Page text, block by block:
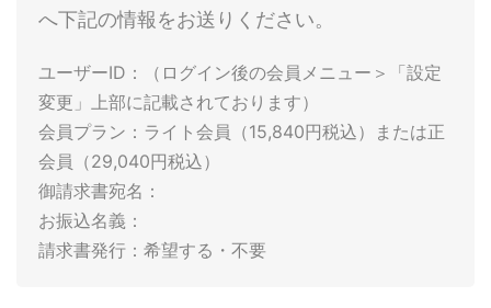
へ下記の情報をお送りください。
ユーザーID：（ログイン後の会員メニュー＞「設定
変更」上部に記載されております）
会員プラン：ライト会員（15,840円税込）または正
会員（29,040円税込）
御請求書宛名：
お振込名義：